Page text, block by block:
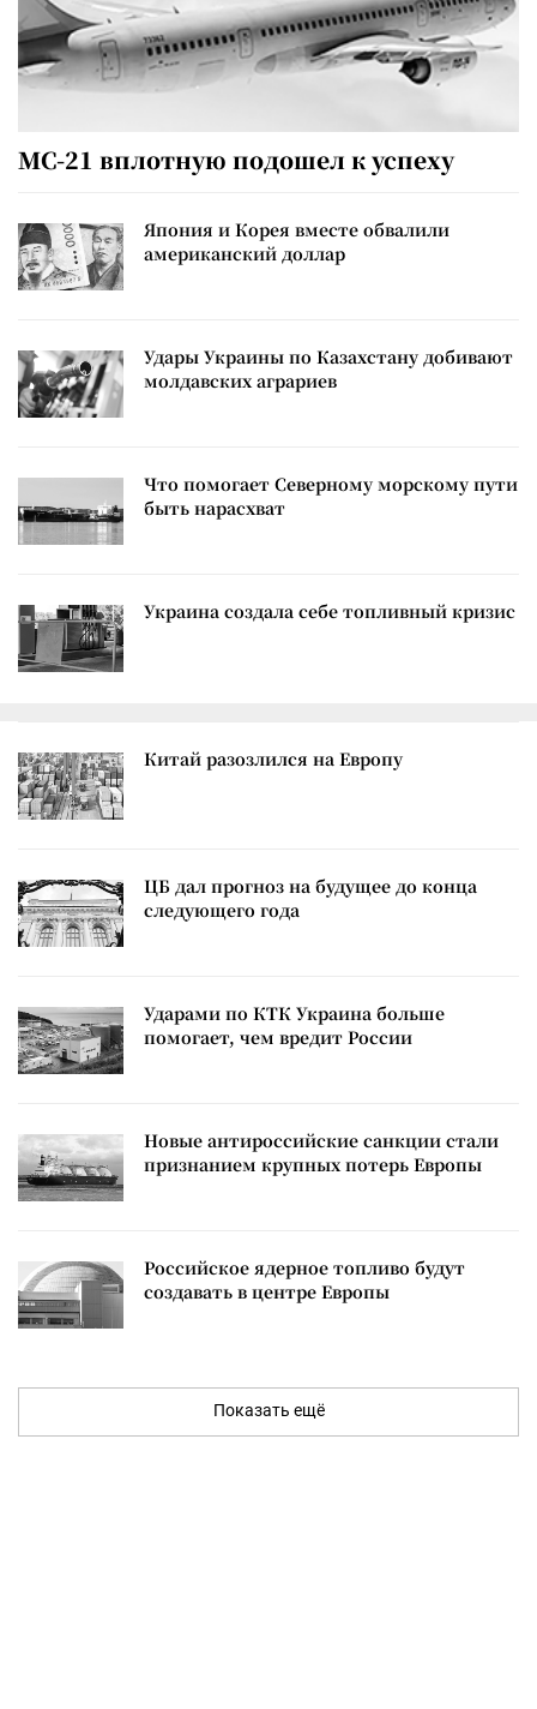
МС-21 вплотную подошел к успеху
Япония и Корея вместе обвалили
американский доллар
Удары Украины по Казахстану добивают
молдавских аграриев
Что помогает Северному морскому пути
быть нарасхват
Украина создала себе топливный кризис
Китай разозлился на Европу
ЦБ дал прогноз на будущее до конца
следующего года
Ударами по КТК Украина больше
помогает, чем вредит России
Новые антироссийские санкции стали
признанием крупных потерь Европы
Российское ядерное топливо будут
создавать в центре Европы
Показать ещё